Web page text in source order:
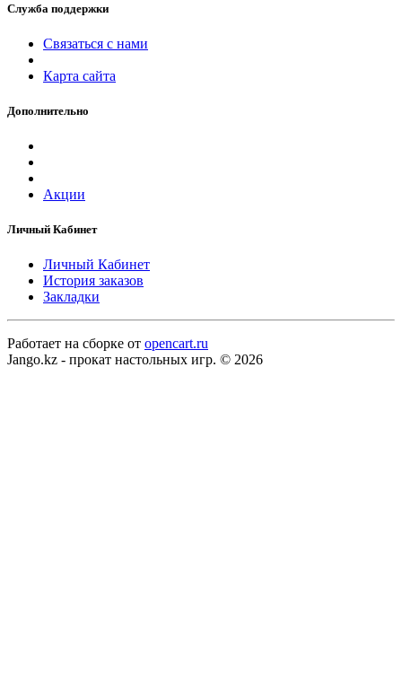
Служба поддержки
Связаться с нами
Карта сайта
Дополнительно
Акции
Личный Кабинет
Личный Кабинет
История заказов
Закладки
Работает на сборке от opencart.ru
Jango.kz - прокат настольных игр. © 2026